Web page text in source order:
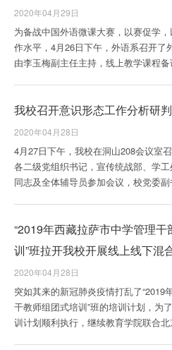
2020年04月29日
为备战中国外语微课大赛，以赛促学
作水平，4月26日下午，外语系召开了
由李玉梅副主任主持，线上教学课程
我校召开意识形态工作分析研
2020年04月28日
4月27日下午，我校在洞山208会议室
各二级党组织书记，宣传统战部、学
同志及全体辅导员参加会议，校党委
识形态工作情况进行了汇报，并结合工
域的风险进行分析研判并提...
“2019年西藏拉萨市中学管理
训”班拉开我校开展线上线下混
2020年04月28日
突如其来的新冠肺炎疫情打乱了“2019
干教师组团式培训”班的培训计划，为
训计划顺利执行，继续教育学院联合